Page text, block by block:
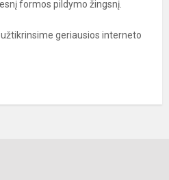
formos pildymo žingsnį.
geriausios interneto